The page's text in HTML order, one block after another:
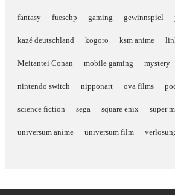
fantasy fueschp gaming gewinnspiel
kazé deutschland kogoro ksm anime
Meitantei Conan mobile gaming mystery
nintendo switch nipponart ova films
science fiction sega square enix super
universum anime universum film